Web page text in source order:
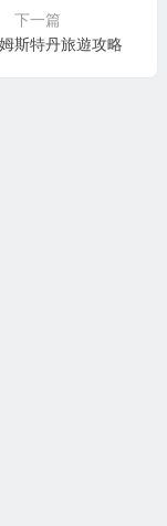
下一篇
斯特丹旅遊攻略